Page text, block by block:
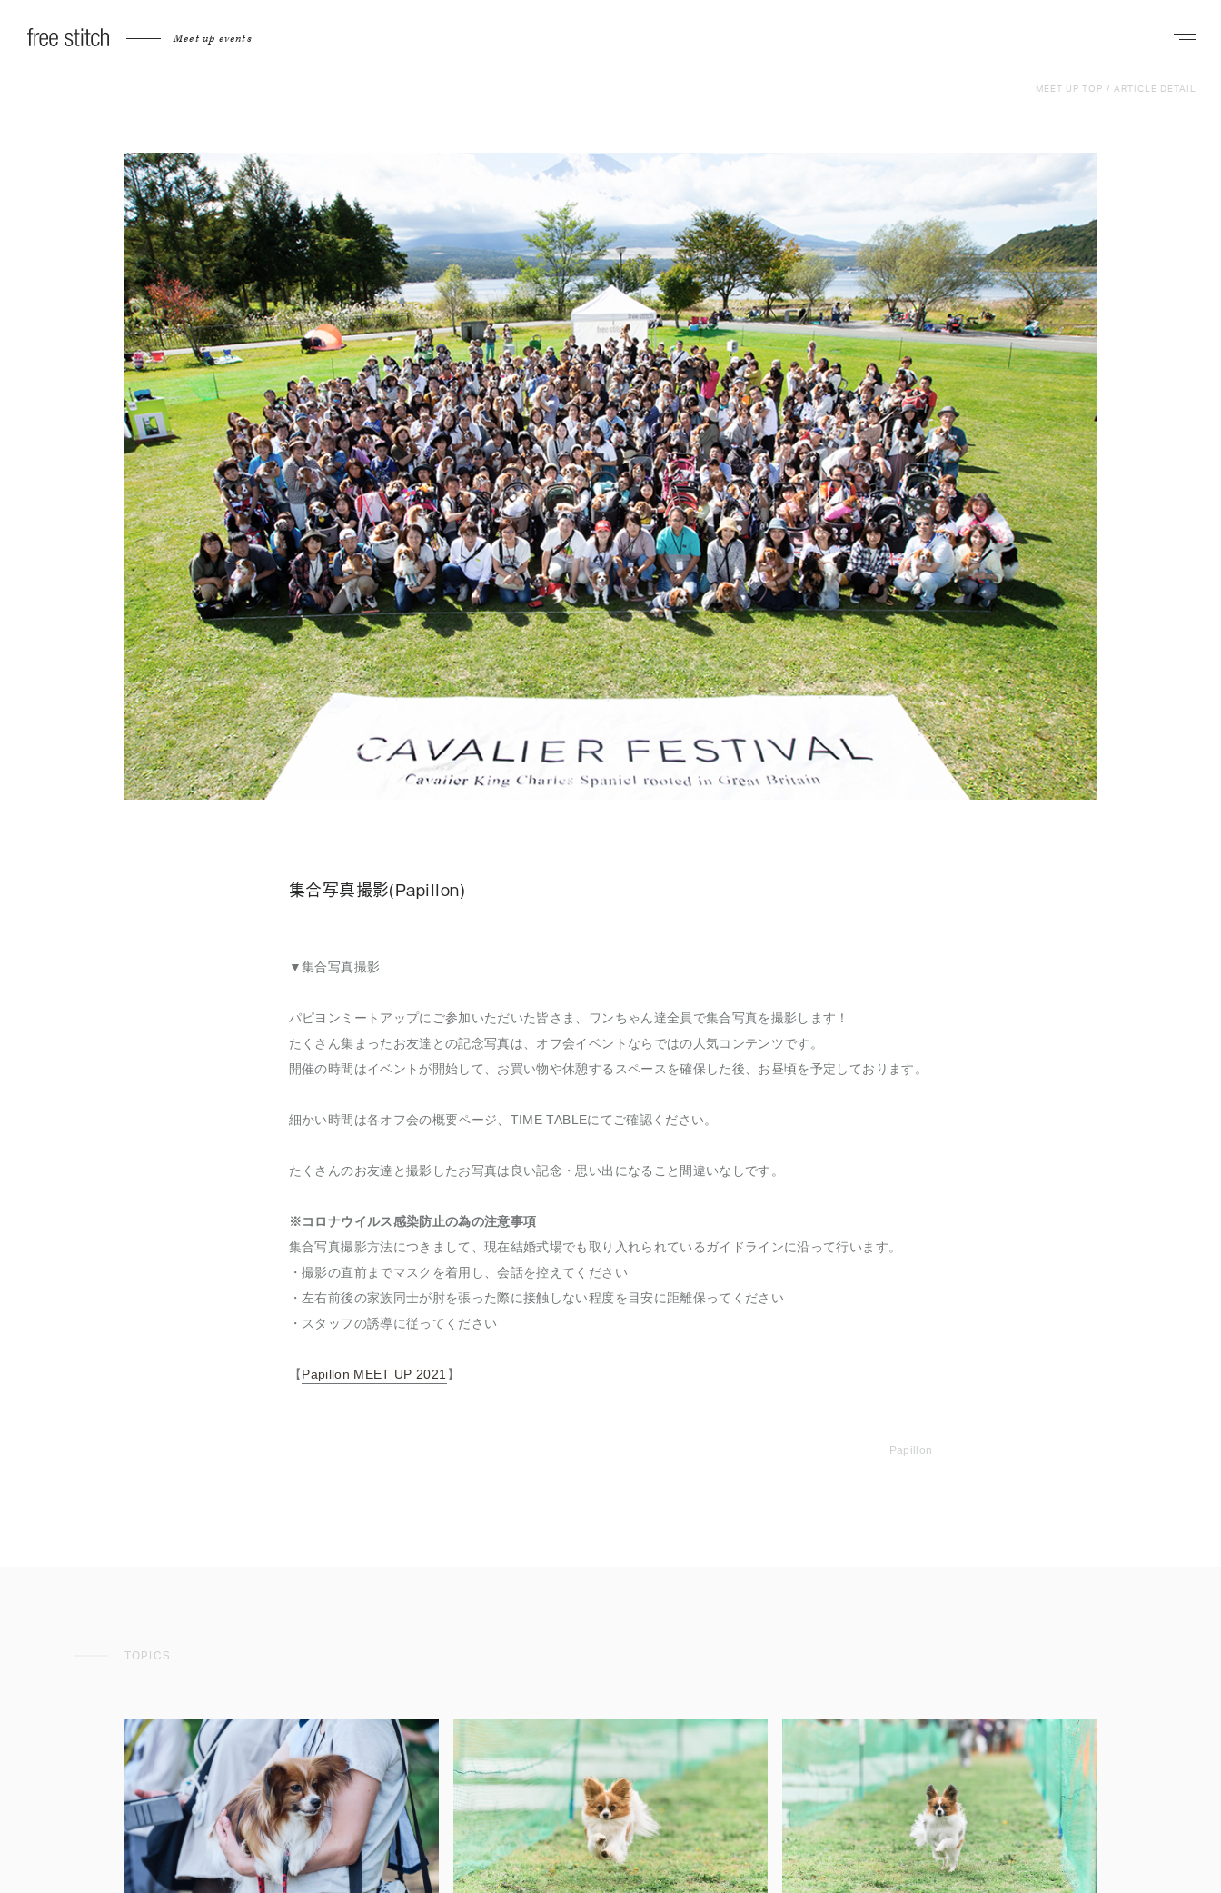
Meet up events ナビゲ
MEET UP TOP / ARTICLE DETAIL
集合写真撮影(Papillon)
▼集合写真撮影
パピヨンミートアップにご参加いただいた皆さま、ワンちゃん達全員で集合写真を撮影します！
たくさん集まったお友達との記念写真は、オフ会イベントならではの人気コンテンツです。
開催の時間はイベントが開始して、お買い物や休憩するスペースを確保した後、お昼頃を予定しております。
細かい時間は各オフ会の概要ページ、TIME TABLEにてご確認ください。
たくさんのお友達と撮影したお写真は良い記念・思い出になること間違いなしです。
※コロナウイルス感染防止の為の注意事項
集合写真撮影方法につきまして、現在結婚式場でも取り入れられているガイドラインに沿って行います。
・撮影の直前までマスクを着用し、会話を控えてください
・左右前後の家族同士が肘を張った際に接触しない程度を目安に距離保ってください
・スタッフの誘導に従ってください
【Papillon MEET UP 2021 】
Papillon
TOPICS